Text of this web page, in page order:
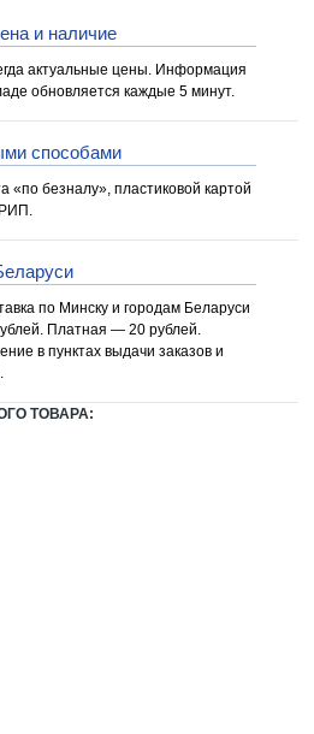
и наличие
актуальные цены. Информация
обновляется каждые 5 минут.
способами
«по безналу», пластиковой картой
по Минску и городам Беларуси
Платная — 20 рублей.
в пунктах выдачи заказов и
ТОВАРА: